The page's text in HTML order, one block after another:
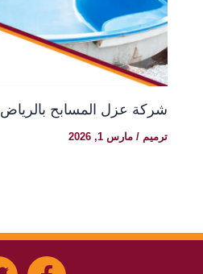
شركة عزل المسابح بالرياض
ترميم /مارس 1, 2026